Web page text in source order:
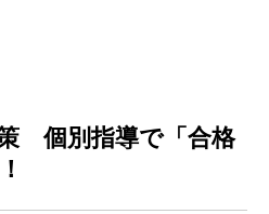
個別指導で「合格